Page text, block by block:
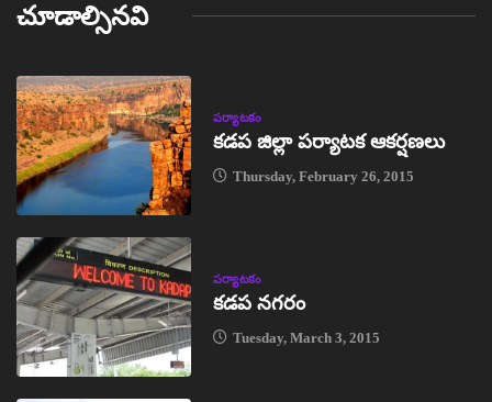
చూడాల్సినవి
పర్యాటకం
కడప జిల్లా పర్యాటక ఆకర్షణలు
Thursday, February 26, 2015
పర్యాటకం
కడప నగరం
Tuesday, March 3, 2015